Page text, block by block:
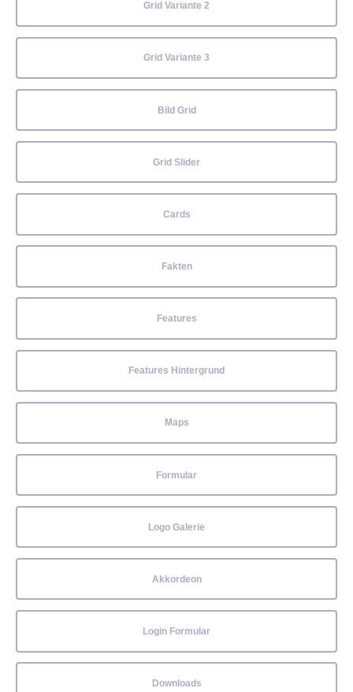
Grid Variante 2
Grid Variante 3
Bild Grid
Grid Slider
Cards
Fakten
Features
Features Hintergrund
Maps
Formular
Logo Galerie
Akkordeon
Login Formular
Downloads